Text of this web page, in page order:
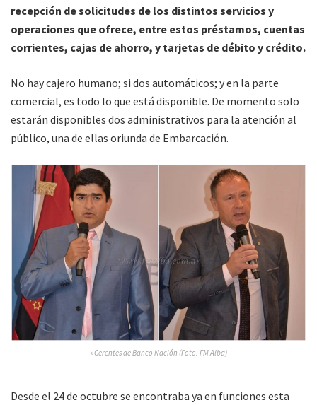
recepción de solicitudes de los distintos servicios y
operaciones que ofrece, entre estos préstamos, cuentas
corrientes, cajas de ahorro, y tarjetas de débito y crédito.
No hay cajero humano; si dos automáticos; y en la parte
comercial, es todo lo que está disponible. De momento solo
estarán disponibles dos administrativos para la atención al
público, una de ellas oriunda de Embarcación.
»Gerentes de Banco Nación (Foto: FM Alba)
Desde el 24 de octubre se encontraba ya en funciones esta